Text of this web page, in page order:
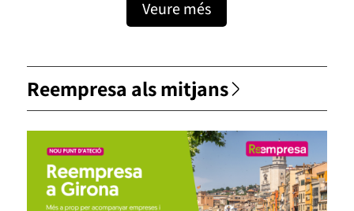
Veure més
Reempresa als mitjans